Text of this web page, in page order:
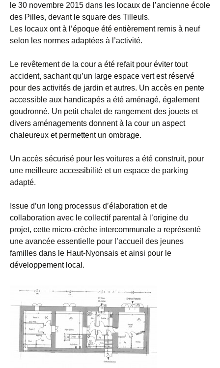
le 30 novembre 2015 dans les locaux de l’ancienne école
des Pilles, devant le square des Tilleuls.
Les locaux ont à l’époque été entièrement remis à neuf
selon les normes adaptées à l’activité.
Le revêtement de la cour a été refait pour éviter tout
accident, sachant qu’un large espace vert est réservé
pour des activités de jardin et autres. Un accès en pente
accessible aux handicapés a été aménagé, également
goudronné. Un petit chalet de rangement des jouets et
divers aménagements donnent à la cour un aspect
chaleureux et permettent un ombrage.
Un accès sécurisé pour les voitures a été construit, pour
une meilleure accessibilité et un espace de parking
adapté.
Issue d’un long processus d’élaboration et de
collaboration avec le collectif parental à l’origine du
projet, cette micro-crèche intercommunale a représenté
une avancée essentielle pour l’accueil des jeunes
familles dans le Haut-Nyonsais et ainsi pour le
développement local.